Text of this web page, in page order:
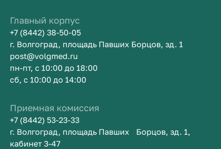
Главный корпус
+7 (8442) 38-50-05
г. Волгоград, площадь Павших Борцов, зд. 1
post@volgmed.ru
пн-пт, с 10:00 до 18:00
сб, с 10:00 до 14:00
Приемная комиссия
+7 (8442) 53-23-33
г. Волгоград, площадь Павших Борцов, зд. 1,
кабинет 3-47